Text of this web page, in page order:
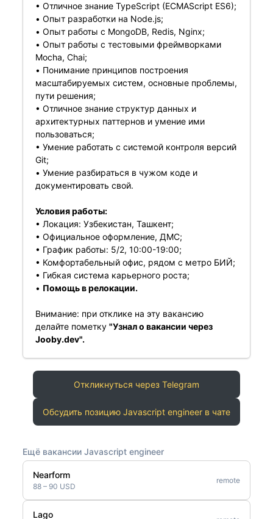
• Отличное знание TypeScript (ECMAScript ES6);
• Опыт разработки на Node.js;
• Опыт работы с MongoDB, Redis, Nginx;
• Опыт работы с тестовыми фреймворками
Mocha, Chai;
• Понимание принципов построения
масштабируемых систем, основные проблемы,
пути решения;
• Отличное знание структур данных и
архитектурных паттернов и умение ими
пользоваться;
• Умение работать с системой контроля версий
Git;
• Умение разбираться в чужом коде и
документировать свой.
Условия работы:
• Локация: Узбекистан, Ташкент;
• Официальное оформление, ДМС;
• График работы: 5/2, 10:00-19:00;
• Комфортабельный офис, рядом с метро БИЙ;
• Гибкая система карьерного роста;
• Помощь в релокации.
Внимание: при отклике на эту вакансию
делайте пометку "Узнал о вакансии через
Jooby.dev".
Откликнуться через Telegram
Обсудить позицию Javascript engineer в чате
Ещё вакансии Javascript engineer
Nearform
88 – 90 USD
remote
Lago